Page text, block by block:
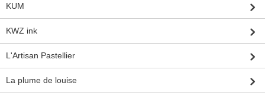
KUM
KWZ ink
L'Artisan Pastellier
La plume de louise